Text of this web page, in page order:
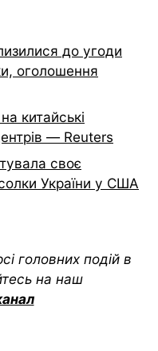
до угоди
оголошення
китайські
— Reuters
своє
України у США
головних подій в
на наш